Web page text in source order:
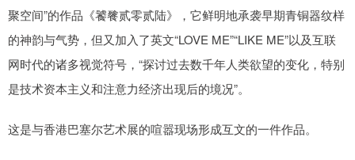
聚空间”的作品《饕餮贰零贰陆》，它鲜明地承袭早期青铜器纹样
的神韵与气势，但又加入了英文“LOVE ME”“LIKE ME”以及互联
网时代的诸多视觉符号，“探讨过去数千年人类欲望的变化，特别
是技术资本主义和注意力经济出现后的境况”。
这是与香港巴塞尔艺术展的喧嚣现场形成互文的一件作品。